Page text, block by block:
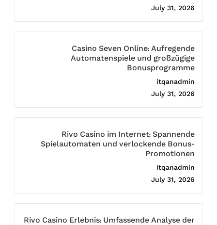
July 31, 2026
Casino Seven Online: Aufregende
Automatenspiele und großzügige
Bonusprogramme
itqanadmin
July 31, 2026
Rivo Casino im Internet: Spannende
Spielautomaten und verlockende Bonus-
Promotionen
itqanadmin
July 31, 2026
Rivo Casino Erlebnis: Umfassende Analyse der